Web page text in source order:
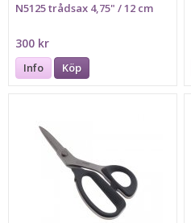
N5125 trådsax 4,75" / 12 cm
300 kr
Info Köp